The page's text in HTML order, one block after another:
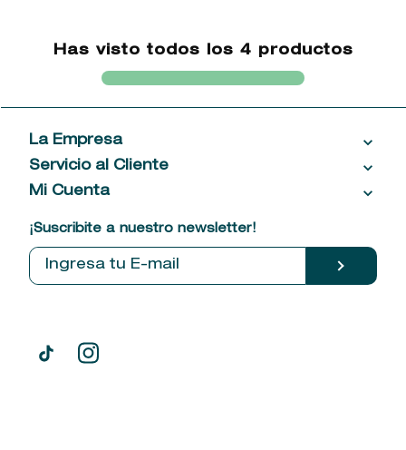
Has visto todos los 4 productos
La Empresa
Acerca de las Fragancias
Ventas al por mayor
Política de entrega
Tiendas
Servicio al Cliente
Contáctanos
Comprobantes electrónicos
Mi Cuenta
¡Suscribite a nuestro newsletter!